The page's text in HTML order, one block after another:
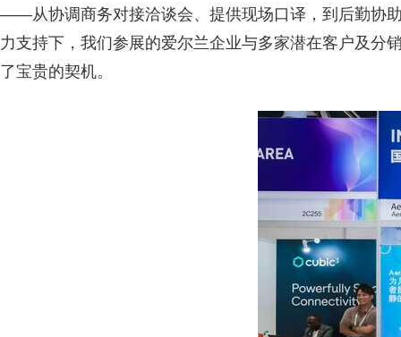
——从协调商务对接洽谈会、提供现场口译，到后勤协
力支持下，我们参展的爱尔兰企业与多家潜在客户及分
了宝贵的契机。